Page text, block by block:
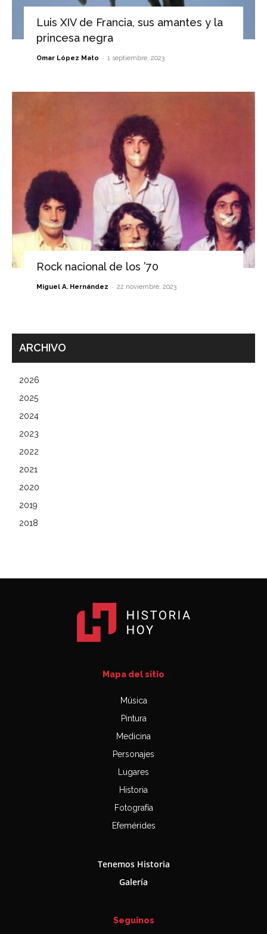
Luis XIV de Francia, sus amantes y la
princesa negra
Omar López Mato - 1 septiembre, 2023
Rock nacional de los ’70
Miguel A. Hernández - 22 noviembre, 2023
ARCHIVO
2026
2025
2024
2023
2022
2021
2020
2019
2018
Mapa del sitio
Música
Pintura
Medicina
Personajes
Lugares
Historia
Fotografía
Efemérides
Tenemos Historia
Galería
Seguinos